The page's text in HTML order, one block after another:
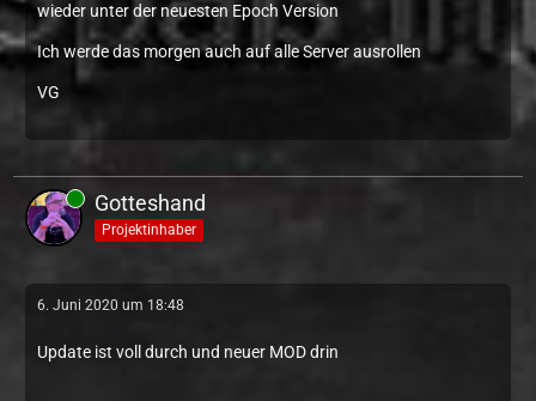
wieder unter der neuesten Epoch Version
Ich werde das morgen auch auf alle Server ausrollen
VG
Gotteshand
Projektinhaber
6. Juni 2020 um 18:48
Update ist voll durch und neuer MOD drin